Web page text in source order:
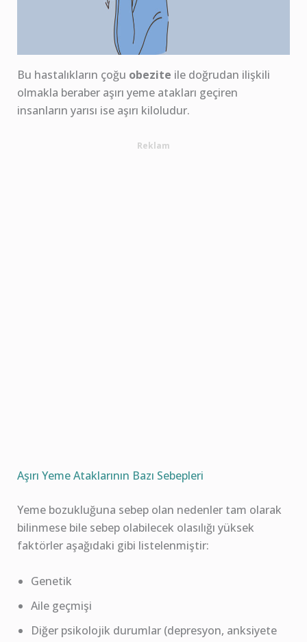
Bu hastalıkların çoğu obezite ile doğrudan ilişkili
olmakla beraber aşırı yeme atakları geçiren
insanların yarısı ise aşırı kiloludur.
Reklam
Aşırı Yeme Ataklarının Bazı Sebepleri
Yeme bozukluğuna sebep olan nedenler tam olarak
bilinmese bile sebep olabilecek olasılığı yüksek
faktörler aşağıdaki gibi listelenmiştir:
Genetik
Aile geçmişi
Diğer psikolojik durumlar (depresyon, anksiyete